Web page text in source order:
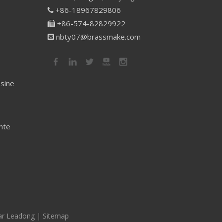
 +86-18967829806
 +86-574-82829922
 nbty07@brassmake.com
Leadong| Sitemap